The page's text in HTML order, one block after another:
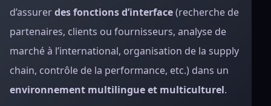
d’assurerdes fonctions d’interface(recherche de
partenaires, clients ou fournisseurs, analyse de
marché à l’international, organisation de la supply
chain, contrôle de la performance, etc.) dans un
environnement multilingue et multiculturel.